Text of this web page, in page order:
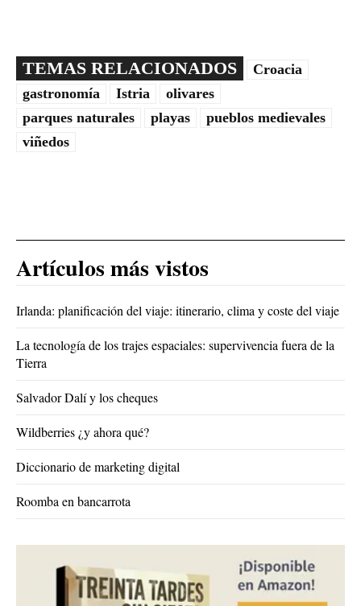
TEMAS RELACIONADOS
Croacia
gastronomía
Istria
olivares
parques naturales
playas
pueblos medievales
viñedos
Artículos más vistos
Irlanda: planificación del viaje: itinerario, clima y coste del viaje
La tecnología de los trajes espaciales: supervivencia fuera de la
Tierra
Salvador Dalí y los cheques
Wildberries ¿y ahora qué?
Diccionario de marketing digital
Roomba en bancarrota